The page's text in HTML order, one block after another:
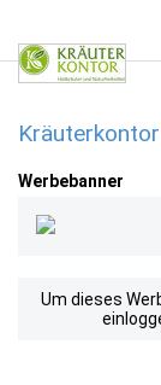
Werbebanner
Um dieses